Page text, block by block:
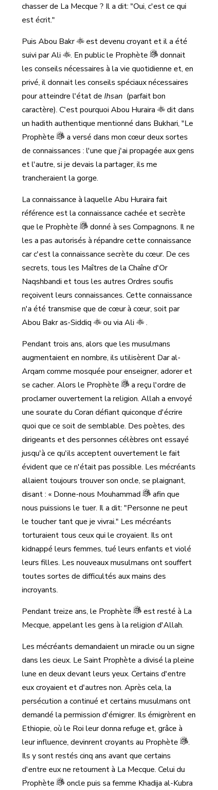
chasser de La Mecque ? Il a dit: "Oui, c'est ce qui
est écrit."
Puis Abou Bakr
est devenu croyant et il a été
suivi par Ali
. En public le Prophète
donnait
les conseils nécessaires à la vie quotidienne et, en
privé, il donnait les conseils spéciaux nécessaires
pour atteindre l'état de Ihsan (parfait bon
caractère). C'est pourquoi Abou Huraira
dit dans
un hadith authentique mentionné dans Bukhari, "Le
Prophète
a versé dans mon cœur deux sortes
de connaissances : l'une que j'ai propagée aux gens
et l'autre, si je devais la partager, ils me
trancheraient la gorge.
La connaissance à laquelle Abu Huraira fait
référence est la connaissance cachée et secrète
que le Prophète
donné à ses Compagnons. Il ne
les a pas autorisés à répandre cette connaissance
car c'est la connaissance secrète du cœur. De ces
secrets, tous les Maîtres de la Chaîne d'Or
Naqshbandi et tous les autres Ordres soufis
reçoivent leurs connaissances. Cette connaissance
n'a été transmise que de cœur à cœur, soit par
Abou Bakr as-Siddiq
ou via Ali
.
Pendant trois ans, alors que les musulmans
augmentaient en nombre, ils utilisèrent Dar al-
Arqam comme mosquée pour enseigner, adorer et
se cacher. Alors le Prophète
a reçu l'ordre de
proclamer ouvertement la religion. Allah a envoyé
une sourate du Coran défiant quiconque d'écrire
quoi que ce soit de semblable. Des poètes, des
dirigeants et des personnes célèbres ont essayé
jusqu'à ce qu'ils acceptent ouvertement le fait
évident que ce n'était pas possible. Les mécréants
allaient toujours trouver son oncle, se plaignant,
disant : « Donne-nous Mouhammad
afin que
nous puissions le tuer. Il a dit: "Personne ne peut
le toucher tant que je vivrai." Les mécréants
torturaient tous ceux qui le croyaient. Ils ont
kidnappé leurs femmes, tué leurs enfants et violé
leurs filles. Les nouveaux musulmans ont souffert
toutes sortes de difficultés aux mains des
incroyants.
Pendant treize ans, le Prophète
est resté à La
Mecque, appelant les gens à la religion d'Allah.
Les mécréants demandaient un miracle ou un signe
dans les cieux. Le Saint Prophète a divisé la pleine
lune en deux devant leurs yeux. Certains d'entre
eux croyaient et d'autres non. Après cela, la
persécution a continué et certains musulmans ont
demandé la permission d'émigrer. Ils émigrèrent en
Ethiopie, où le Roi leur donna refuge et, grâce à
leur influence, devinrent croyants au Prophète
.
Ils y sont restés cinq ans avant que certains
d'entre eux ne retournent à La Mecque. Celui du
Prophète
oncle puis sa femme Khadija al-Kubra